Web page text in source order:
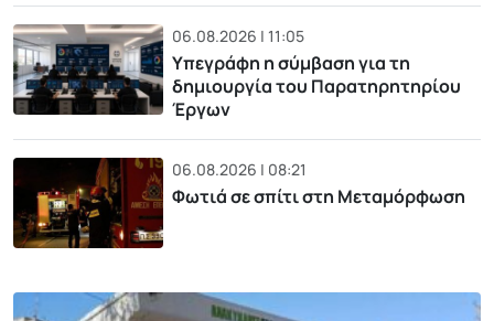
06.08.2026 | 11:05
Υπεγράφη η σύμβαση για τη
δημιουργία του Παρατηρητηρίου
Έργων
06.08.2026 | 08:21
Φωτιά σε σπίτι στη Μεταμόρφωση